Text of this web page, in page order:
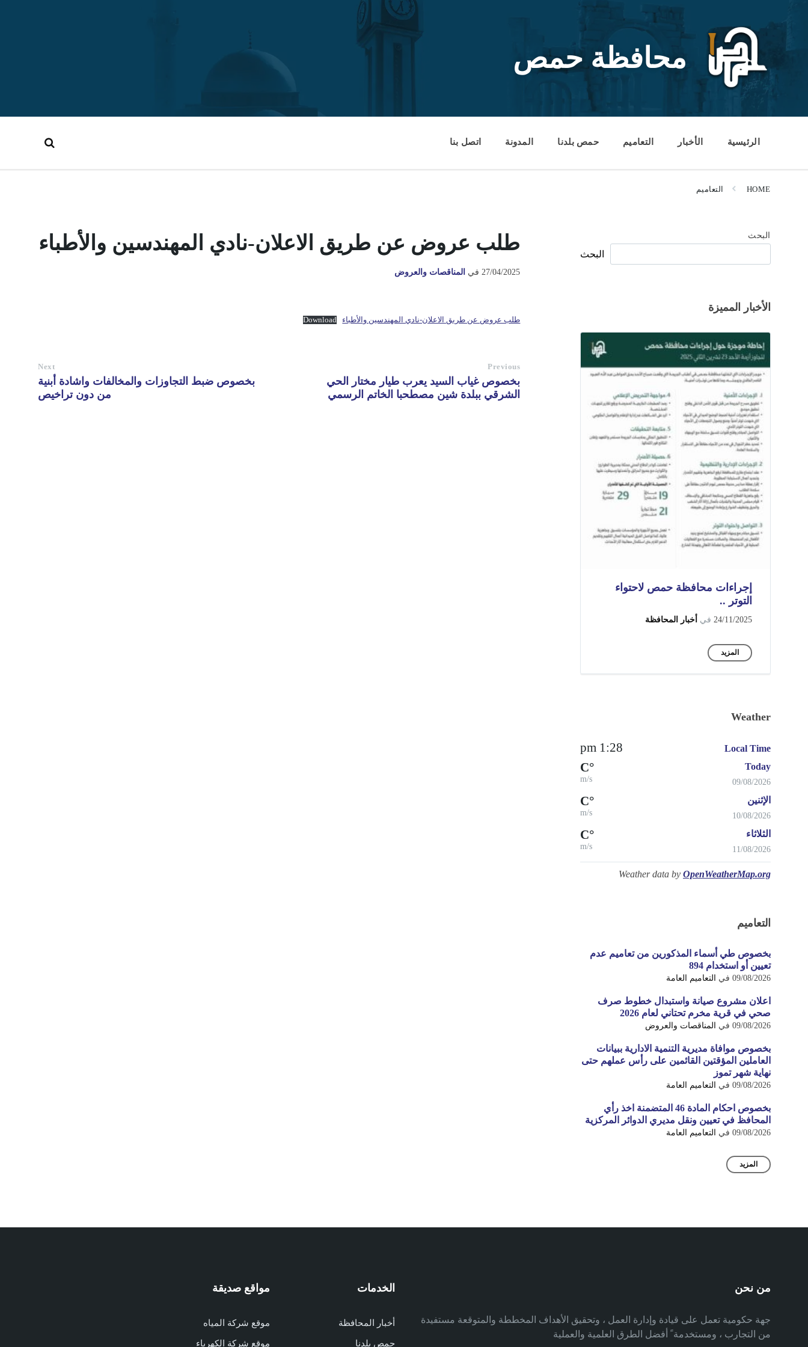
content
محافظة حمص
الرئيسية الأخبار التعاميم حمص بلدنا المدونة اتصل بنا
HOME التعاميم
طلب عروض عن طريق الاعلان-نادي المهندسين والأطباء
27/04/2025 في المناقصات والعروض
طلب عروض عن طريق الاعلان-نادي المهندسين والأطباء Download
Previous
بخصوص غياب السيد يعرب طيار مختار الحي
الشرقي ببلدة شين مصطحبا الخاتم الرسمي
Next
بخصوص ضبط التجاوزات والمخالفات واشادة أبنية
من دون تراخيص
البحث
البحث
الأخبار المميزة
إجراءات محافظة حمص لاحتواء
التوتر ..
24/11/2025 في أخبار المحافظة
المزيد
Weather
Local Time
1:28 pm
Today
09/08/2026
°C
m/s
الإثنين
10/08/2026
°C
m/s
الثلاثاء
11/08/2026
°C
m/s
Weather data by OpenWeatherMap.org
التعاميم
بخصوص طي أسماء المذكورين من تعاميم عدم
تعيين أو استخدام 894
09/08/2026 في التعاميم العامة
اعلان مشروع صيانة واستبدال خطوط صرف
صحي في قرية مخرم تحتاني لعام 2026
09/08/2026 في المناقصات والعروض
بخصوص موافاة مديرية التنمية الادارية ببيانات
العاملين المؤقتين القائمين على رأس عملهم حتى
نهاية شهر تموز
09/08/2026 في التعاميم العامة
بخصوص احكام المادة 46 المتضمنة اخذ رأي
المحافظ في تعيين ونقل مديري الدوائر المركزية
09/08/2026 في التعاميم العامة
المزيد
من نحن
جهة حكومية تعمل على قيادة وإدارة العمل ، وتحقيق الأهداف المخططة والمتوقعة مستفيدة
من التجارب ، ومستخدمة ً أفضل الطرق العلمية والعملية
الخدمات
أخبار المحافظة
حمص بلدنا
مواقع صديقة
موقع شركة المياه
موقع شركة الكهرباء